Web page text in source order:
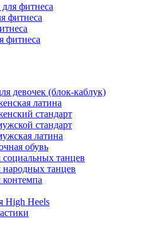
фитнеса
фитнеса
фитнеса
девочек (блок-каблук)
латина
стандарт
стандарт
латина
обувь
социальных танцев
народных танцев
контемпа
High Heels